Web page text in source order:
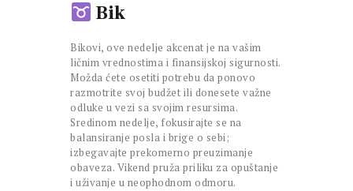
Bik
Bikovi, ove nedelje akcenat je na vašim
ličnim vrednostima i finansijskoj sigurnosti.
Možda ćete osetiti potrebu da ponovo
razmotrite svoj budžet ili donesete važne
odluke u vezi sa svojim resursima.
Sredinom nedelje, fokusirajte se na
balansiranje posla i brige o sebi;
izbegavajte prekomerno preuzimanje
obaveza. Vikend pruža priliku za opuštanje
i uživanje u neophodnom odmoru.